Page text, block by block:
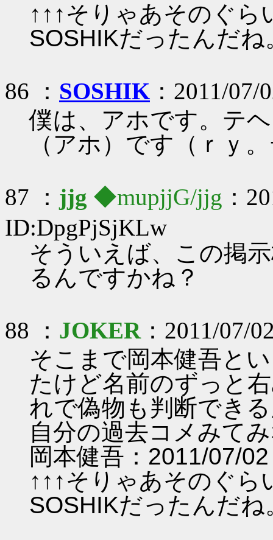
↑↑↑そりゃあそのぐ
SOSHIKだったんだね
86 ： SOSHIK ：2011/
僕は、アホです。テ
（アホ）です（ｒｙ
87 ： jjg ◆mupjjG/jjg ：
ID:DpgPjSjKLw
そういえば、この掲
るんですかね？
88 ： JOKER：2011/07/
そこまで岡本健吾と
たけど名前のずっと
れで偽物も判断でき
自分の過去コメみて
岡本健吾：2011/07/
↑↑↑そりゃあそのぐ
SOSHIKだった